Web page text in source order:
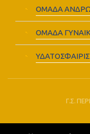
ΟΜΑΔΑ
ΟΜΑΔΑ
Γ.Σ.